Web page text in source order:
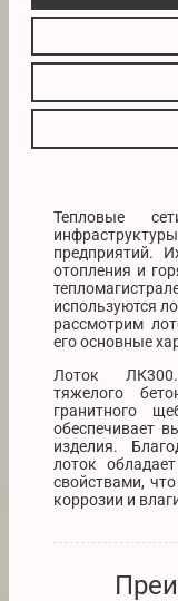
Тепловые
предприятий.
отопления и
используются
рассмотрим
его основные
Лоток
тяжелого
гранитного
обеспечивает
изделия.
лоток
свойствами,
коррозии и